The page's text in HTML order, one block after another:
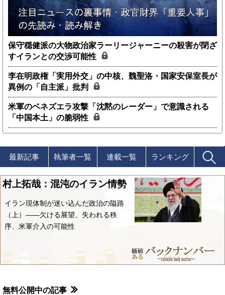
保守穏健派の大物政治家ラーリージャーニーの殺害が閉ざ
すイランとの交渉可能性
李在明政権「実用外交」の中核、魏聖洛・国家安保室長が
異例の「自主派」批判
米軍のベネズエラ攻撃「沈黙のレーダー」で意識される
「中国本土」の脆弱性
最新記事 執筆者一覧 連載一覧 ランキング
村上拓哉：混沌のイラン情勢
イラン現体制が迷い込んだ政治の隘路
（上）――欠ける展望、失われる秩
序、米軍介入の可能性
無料公開中の記事